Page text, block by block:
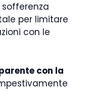
per limitare
con le
con la